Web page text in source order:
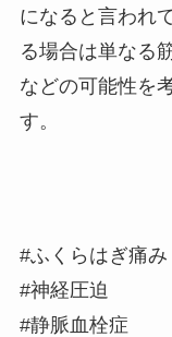
になると言われ
る場合は単なる
などの可能性を
す。
#ふくらはぎ痛み
#神経圧迫
#静脈血栓症